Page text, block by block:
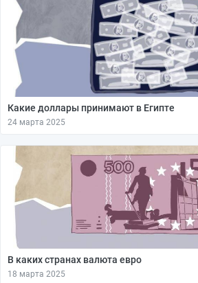
Какие доллары принимают в Египте
24 марта 2025
В каких странах валюта евро
18 марта 2025